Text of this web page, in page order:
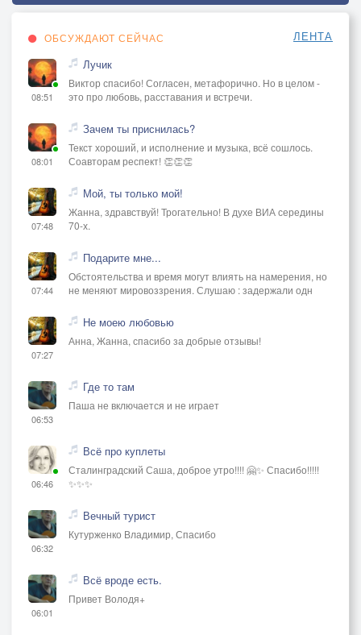
ОБСУЖДАЮТ СЕЙЧАС ЛЕНТА
08:51
Лучик
Виктор спасибо! Согласен, метафорично. Но в целом -
это про любовь, расставания и встречи.
08:01
Зачем ты приснилась?
Текст хороший, и исполнение и музыка, всё сошлось.
Соавторам респект! 👏👏👏
07:48
Мой, ты только мой!
Жанна, здравствуй! Трогательно! В духе ВИА середины
70-х.
07:44
Подарите мне...
Обстоятельства и время могут влиять на намерения, но
не меняют мировоззрения. Слушаю : задержали одн
07:27
Не моею любовью
Анна, Жанна, спасибо за добрые отзывы!
06:53
Где то там
Паша не включается и не играет
06:46
Всё про куплеты
Сталинградский Саша, доброе утро!!!! 🤗✨ Спасибо!!!!!
✨✨✨
06:32
Вечный турист
Кутурженко Владимир, Спасибо
06:01
Всё вроде есть.
Привет Володя+